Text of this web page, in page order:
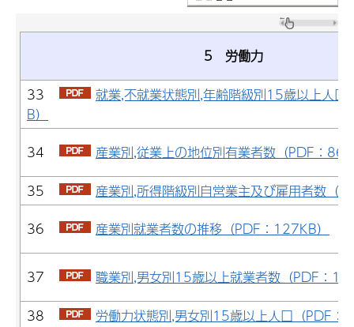
5 労働力
33
就業,不就業状態別,年齢階級別15歳以上人
B）
34
産業別,従業上の地位別有業者数（PDF：
35
産業別,所得階級別自営業主及び雇用者数（
36
産業別就業者数の推移（PDF：127KB）
37
職業別,男女別15歳以上就業者数（PDF：
38
労働力状態別,男女別15歳以上人口（PDF：